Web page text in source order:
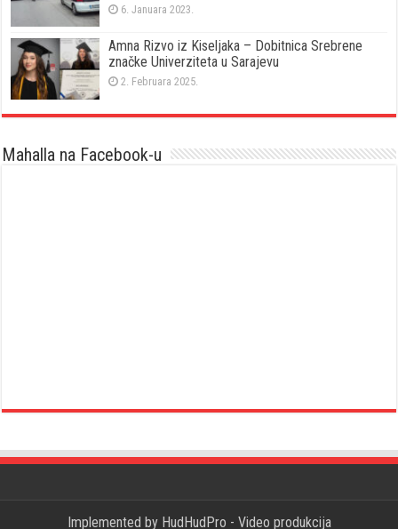
6. Januara 2023.
Amna Rizvo iz Kiseljaka – Dobitnica Srebrene
značke Univerziteta u Sarajevu
2. Februara 2025.
Mahalla na Facebook-u
Implemented by HudHudPro - Video produkcija